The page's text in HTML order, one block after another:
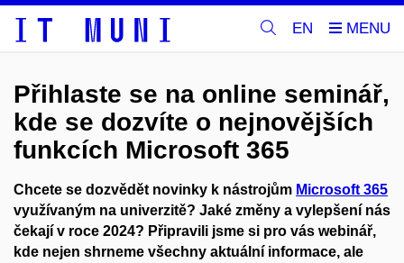
EN
Přihlaste se na online seminář,
kde se dozvíte o nejnovějších
funkcích Microsoft 365
Chcete se dozvědět novinky k nástrojům Microsoft 365
využívaným na univerzitě? Jaké změny a vylepšení nás
čekají v roce 2024? Připravili jsme si pro vás webinář,
kde nejen shrneme všechny aktuální informace, ale